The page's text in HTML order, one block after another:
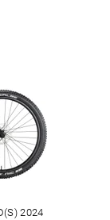
2024